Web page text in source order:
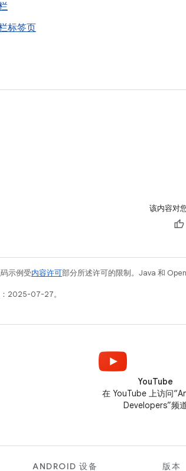
标签页
该内容对
示例受内容许可部分所述许可的限制。Java 和
2025-07-27。
YouTube
在 YouTube 上访问
Developers”频
ANDROID 设备 版本